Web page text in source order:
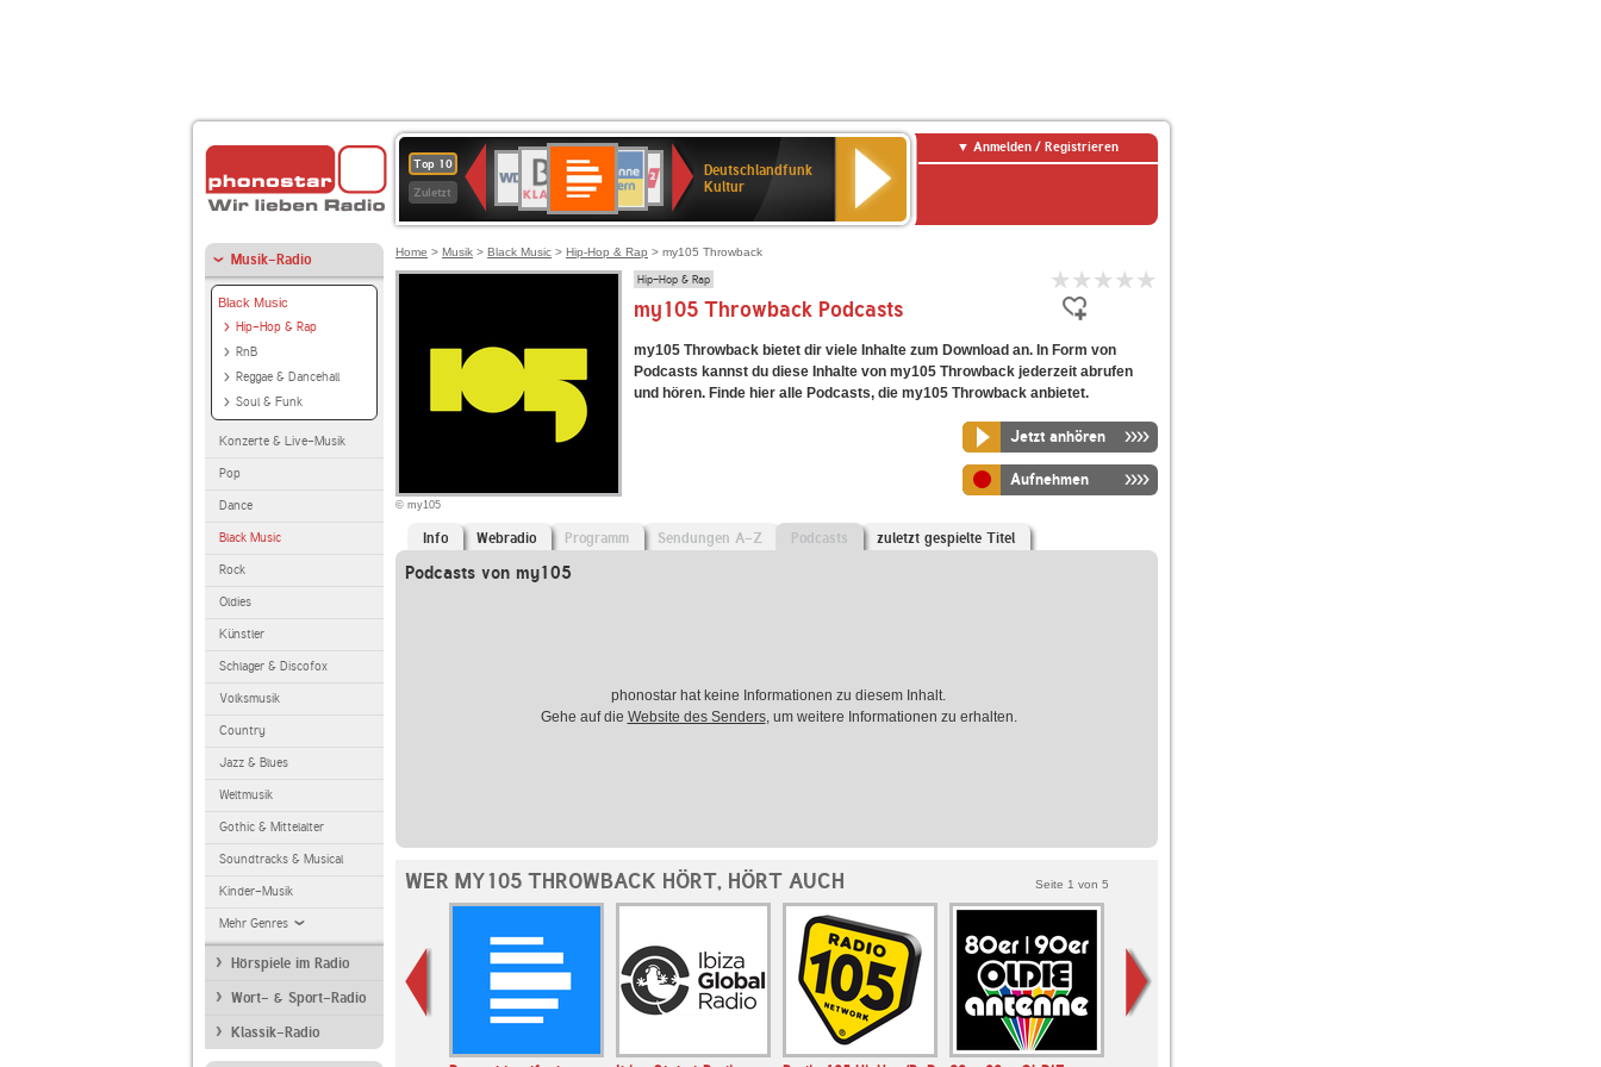
Top 10
Zuletzt
Deutschlandfunk
80er
90er
OLDIE
ANTENNE
SWR3
4
BR-
KLASSIK
Deutschlandfunk
Kultur
ANTENNE
BAYERN
SWR
Kultur
NDR
2
Deutschlandfunk
Kultur
Anmelden / Registrieren
Musik-Radio
Black Music
Hip-Hop & Rap
RnB
Reggae & Dancehall
Soul & Funk
Konzerte & Live-Musik
Pop
Dance
Black Music
Rock
Oldies
Künstler
Schlager & Discofox
Volksmusik
Country
Jazz & Blues
Weltmusik
Gothic & Mittelalter
Soundtracks & Musical
Kinder-Musik
Mehr Genres
Hörspiele im Radio
Wort- & Sport-Radio
Klassik-Radio
Home > Musik > Black Music > Hip-Hop & Rap > my105 Throwback
© my105
Hip-Hop & Rap
my105 Throwback Podcasts
my105 Throwback bietet dir viele Inhalte zum Download an. In Form von
Podcasts kannst du diese Inhalte von my105 Throwback jederzeit abrufen
und hören. Finde hier alle Podcasts, die my105 Throwback anbietet.
Jetzt anhören
Aufnehmen
Info Webradio Programm Sendungen A-Z Podcasts zuletzt gespielte Titel
Podcasts von my105
phonostar hat keine Informationen zu diesem Inhalt.
Gehe auf die Website des Senders, um weitere Informationen zu erhalten.
WER MY105 THROWBACK HÖRT, HÖRT AUCH Seite 1 von 5